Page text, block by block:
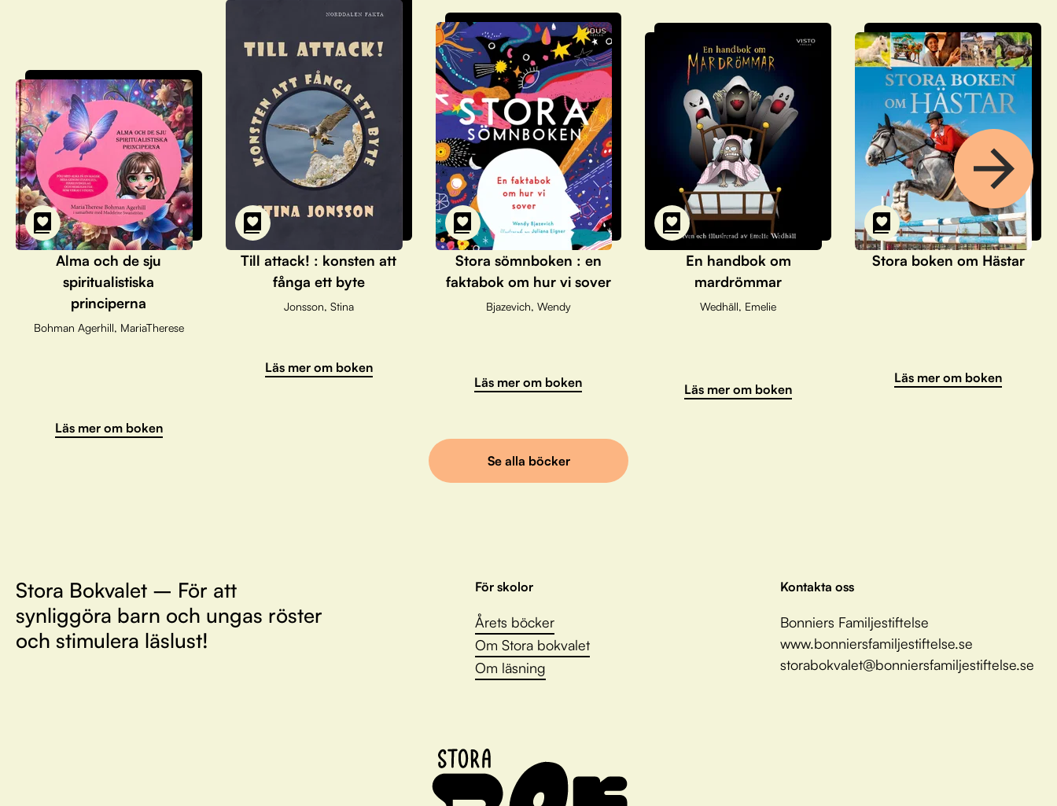
Alma och de sju
spiritualistiska
principerna
Bohman Agerhill, MariaTherese
Läs mer om boken
Till attack! : konsten att
fånga ett byte
Jonsson, Stina
Läs mer om boken
Stora sömnboken : en
faktabok om hur vi sover
Bjazevich, Wendy
Läs mer om boken
En handbok om
mardrömmar
Wedhäll, Emelie
Läs mer om boken
Stora boken om Hästar
Läs mer om boken
Se alla böcker
Stora Bokvalet – För att
synliggöra barn och ungas röster
och stimulera läslust!
För skolor
Årets böcker
Om Stora bokvalet
Om läsning
Kontakta oss
Bonniers Familjestiftelse
www.bonniersfamiljestiftelse.se
storabokvalet@bonniersfamiljestiftelse.se